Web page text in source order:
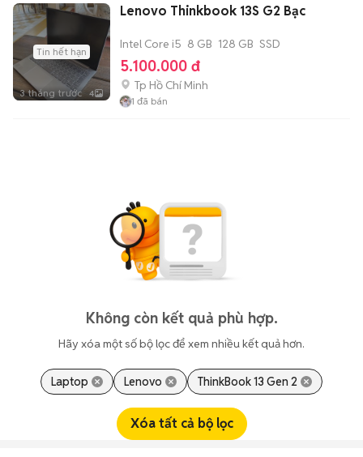
Tin hết hạn
3 tháng trước 4
Lenovo Thinkbook 13S G2 Bạc
Intel Core i5 8 GB 128 GB SSD
5.100.000 đ
Tp Hồ Chí Minh
1 đã bán
Không còn kết quả phù hợp.
Hãy xóa một số bộ lọc để xem nhiều kết quả hơn.
Laptop Lenovo ThinkBook 13 Gen 2
Xóa tất cả bộ lọc